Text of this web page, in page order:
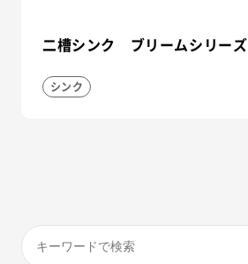
二槽シンク ブリームシリーズ
シンク